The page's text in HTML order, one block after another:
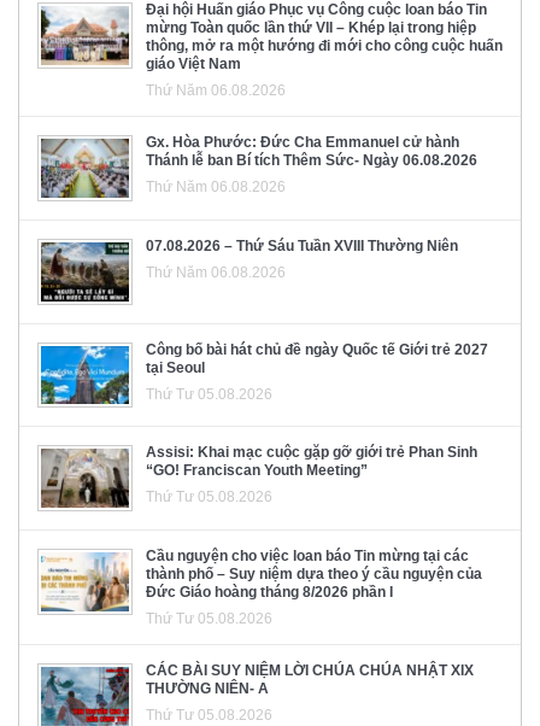
Đại hội Huấn giáo Phục vụ Công cuộc loan báo Tin
mừng Toàn quốc lần thứ VII – Khép lại trong hiệp
thông, mở ra một hướng đi mới cho công cuộc huấn
giáo Việt Nam
Thứ Năm 06.08.2026
Gx. Hòa Phước: Đức Cha Emmanuel cử hành
Thánh lễ ban Bí tích Thêm Sức- Ngày 06.08.2026
Thứ Năm 06.08.2026
07.08.2026 – Thứ Sáu Tuần XVIII Thường Niên
Thứ Năm 06.08.2026
Công bố bài hát chủ đề ngày Quốc tế Giới trẻ 2027
tại Seoul
Thứ Tư 05.08.2026
Assisi: Khai mạc cuộc gặp gỡ giới trẻ Phan Sinh
“GO! Franciscan Youth Meeting”
Thứ Tư 05.08.2026
Cầu nguyện cho việc loan báo Tin mừng tại các
thành phố – Suy niệm dựa theo ý cầu nguyện của
Đức Giáo hoàng tháng 8/2026 phần I
Thứ Tư 05.08.2026
CÁC BÀI SUY NIỆM LỜI CHÚA CHÚA NHẬT XIX
THƯỜNG NIÊN- A
Thứ Tư 05.08.2026